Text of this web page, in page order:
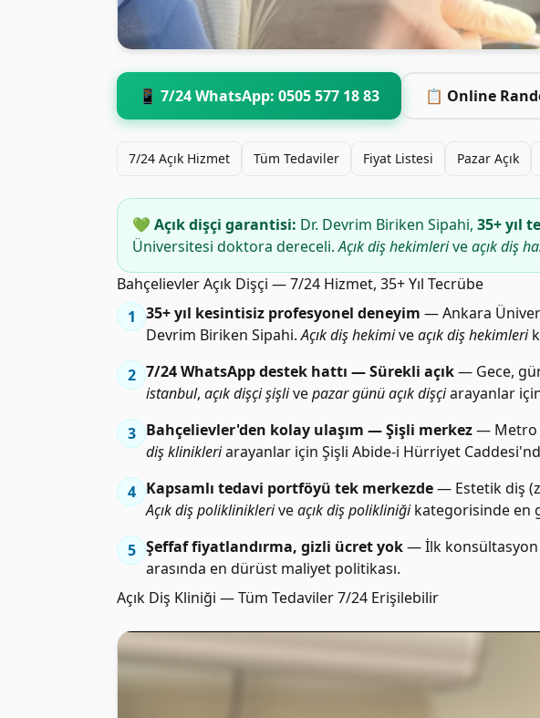
📱 7/24 WhatsApp: 0505 577 18 83 📋 Online
7/24 Açık Hizmet Tüm Tedaviler Fiyat Listesi Pazar Açık
💚 Açık dişçi garantisi: Dr. Devrim Biriken Sipahi, 35+ yıl
Üniversitesi doktora dereceli.Açık diş hekimleriveaçık diş
Bahçelievler Açık Dişçi — 7/24 Hizmet, 35+ Yıl Tecrübe
1 35+ yıl kesintisiz profesyonel deneyim — Ankara
Devrim Biriken Sipahi.Açık diş hekimiveaçık diş hekimleri
2 7/24 WhatsApp destek hattı — Sürekli açık— Gece,
istanbul, açık dişçi şişlivepazar günü açık dişçiarayanlar
3 Bahçelievler'den kolay ulaşım — Şişli merkez— Metro
diş klinikleriarayanlar için Şişli Abide-i Hürriyet
4 Kapsamlı tedavi portföyü tek merkezde— Estetik diş
Açık diş poliklinikleriveaçık diş polikliniğikategorisinde en
5 Şeffaf fiyatlandırma, gizli ücret yok— İlk
arasında en dürüst maliyet politikası.
Açık Diş Kliniği — Tüm Tedaviler 7/24 Erişilebilir